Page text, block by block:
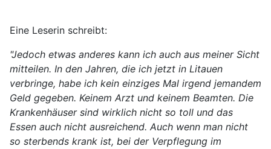
Eine Leserin schreibt:
"Jedoch etwas anderes kann ich auch aus meiner Sicht
mitteilen. In den Jahren, die ich jetzt in Litauen
verbringe, habe ich kein einziges Mal irgend jemandem
Geld gegeben. Keinem Arzt und keinem Beamten. Die
Krankenhäuser sind wirklich nicht so toll und das
Essen auch nicht ausreichend. Auch wenn man nicht
so sterbends krank ist, bei der Verpflegung im